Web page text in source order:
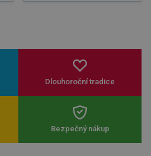
Dlouhoroční tradice
Bezpečný nákup